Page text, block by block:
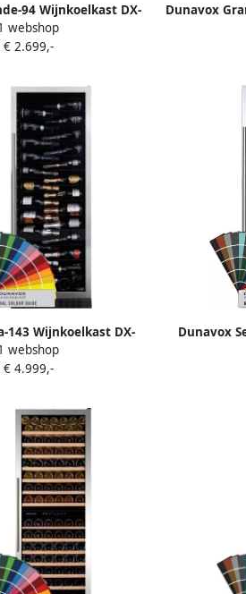
94 Wijnkoelkast DX-
Zones Mat Zwart Mat
Zwart
webshop
€ 2.699,-
Dunavox
143 Wijnkoelkast DX-
1 Zone RAL Kleur
webshop
€ 4.999,-
Dunavox